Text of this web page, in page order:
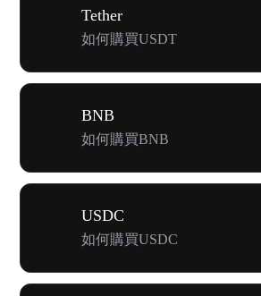
Tether
如何購買USDT
BNB
如何購買BNB
USDC
如何購買USDC